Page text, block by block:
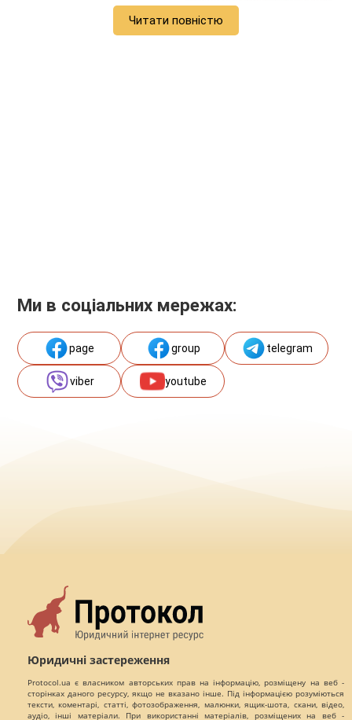
Читати повністю
Ми в соціальних мережах:
page group telegram
viber youtube
Юридичні застереження
Protocol.ua є власником авторських прав на інформацію, розміщену на веб -
сторінках даного ресурсу, якщо не вказано інше. Під інформацією розуміються
тексти, коментарі, статті, фотозображення, малюнки, ящик-шота, скани, відео,
аудіо, інші матеріали. При використанні матеріалів, розміщених на веб -